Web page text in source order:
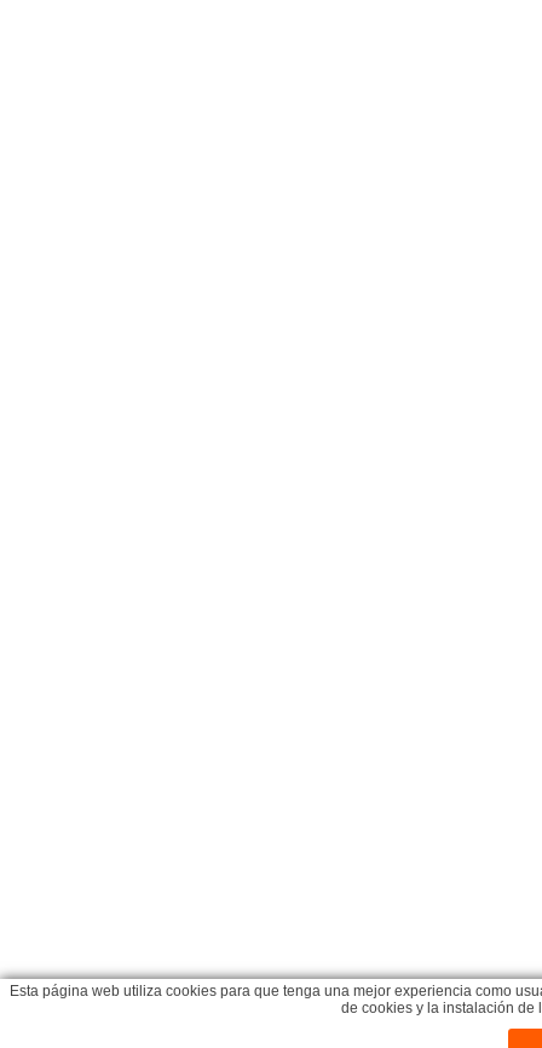
Esta página web utiliza cookies para que tenga una mejor experiencia como
de cookies y la instalación